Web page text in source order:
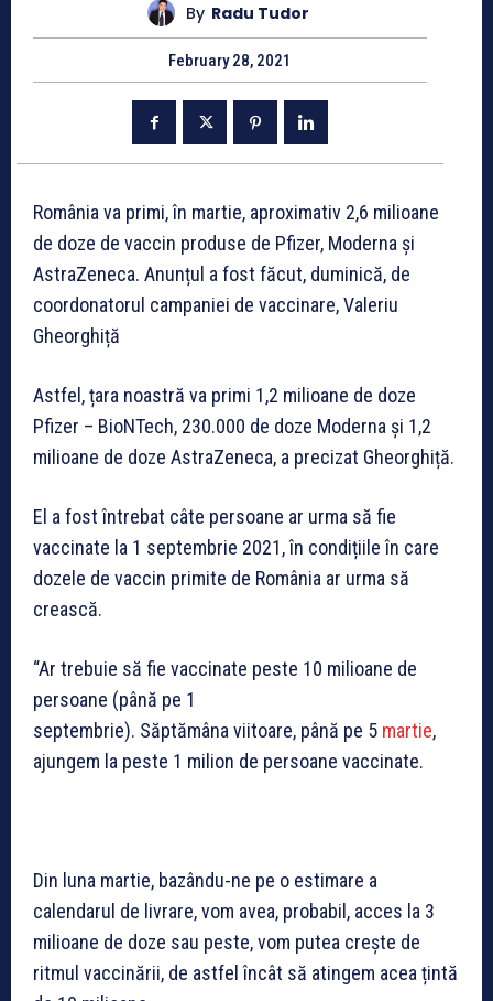
By Radu Tudor
February 28, 2021
România va primi, în martie, aproximativ 2,6 milioane
de doze de vaccin produse de Pfizer, Moderna și
AstraZeneca. Anunțul a fost făcut, duminică, de
coordonatorul campaniei de vaccinare, Valeriu
Gheorghiță
Astfel, țara noastră va primi 1,2 milioane de doze
Pfizer – BioNTech, 230.000 de doze Moderna și 1,2
milioane de doze AstraZeneca, a precizat Gheorghiță.
El a fost întrebat câte persoane ar urma să fie
vaccinate la 1 septembrie 2021, în condițiile în care
dozele de vaccin primite de România ar urma să
crească.
“Ar trebuie să fie vaccinate peste 10 milioane de
persoane (până pe 1
septembrie). Săptămâna viitoare, până pe 5 martie,
ajungem la peste 1 milion de persoane vaccinate.
Din luna martie, bazându-ne pe o estimare a
calendarul de livrare, vom avea, probabil, acces la 3
milioane de doze sau peste, vom putea crește de
ritmul vaccinării, de astfel încât să atingem acea țintă